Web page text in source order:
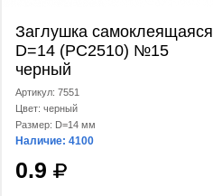
Заглушка самоклеящаяся
D=14 (РС2510) №15
черный
Артикул: 7551
Цвет: черный
Размер: D=14 мм
Наличие: 4100
0.9